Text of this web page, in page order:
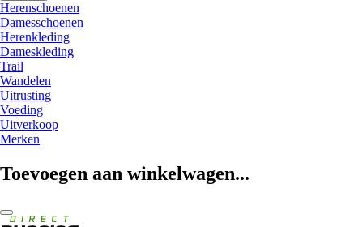
Herenschoenen
Damesschoenen
Herenkleding
Dameskleding
Trail
Wandelen
Uitrusting
Voeding
Uitverkoop
Merken
Toevoegen aan winkelwagen...